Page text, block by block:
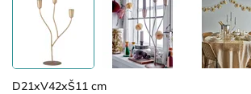
D21xV42xŠ11 cm